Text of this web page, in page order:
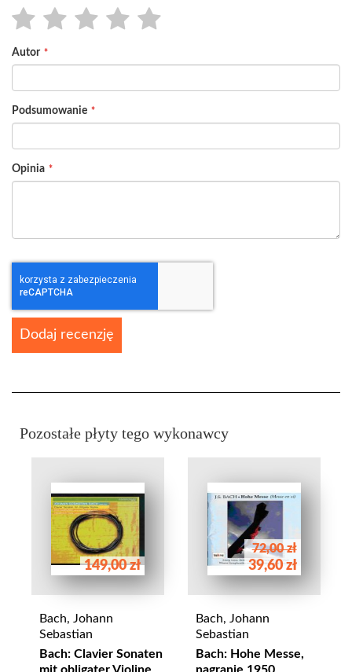
star
stars
stars
stars
stars
Autor
Podsumowanie
Opinia
Dodaj recenzję
Pozostałe płyty tego wykonawcy
149,00 zł
Bach, Johann
Sebastian
Bach: Clavier Sonaten
72,00 zł
39,60 zł
Bach, Johann
Sebastian
Bach: Hohe Messe,